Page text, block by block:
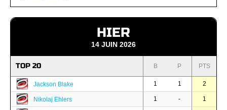
HIER
14 JUIN 2026
TOP 20 B P PTS
Jackson Blake 1 1 2
Nikolaj Ehlers 1 - 1